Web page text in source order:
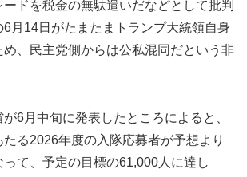
ドを税金の無駄遣いだなどとして批判
6月14日がたまたまトランプ大統領自身
、民主党側からは公私混同だという非
6月中旬に発表したところによると、
る2026年度の入隊応募者が予想より
て、予定の目標の61,000人に達し